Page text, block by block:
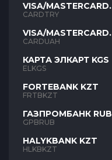
VISA/MASTERCARD
TYR
CARDTRY
VISA/MASTERCARD
UAH
CARDUAH
КАРТА ЭЛКАРТ KGS
ELKGS
FORTEBANK KZT
FRTBKZT
ГАЗПРОМБАНК RUB
GPBRUB
HALYKBANK KZT
HLKBKZT